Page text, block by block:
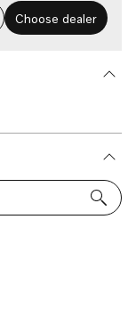
Choose dealer